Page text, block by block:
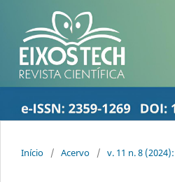
Início / Acervo / v. 11 n. 8